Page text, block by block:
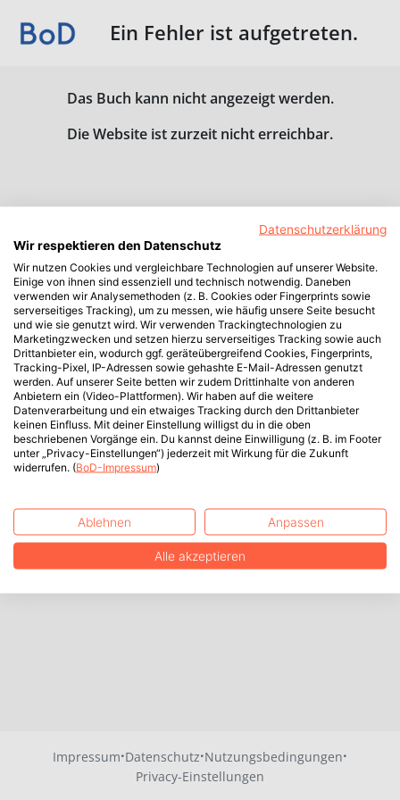
Ein Fehler ist aufgetreten.
Das Buch kann nicht angezeigt werden.
Die Website ist zurzeit nicht erreichbar.
Impressum·Datenschutz·Nutzungsbedingungen·
Privacy-Einstellungen
Datenschutzerklärung
Wir respektieren den Datenschutz
Wir nutzen Cookies und vergleichbare Technologien auf unserer Website.
Einige von ihnen sind essenziell und technisch notwendig. Daneben
verwenden wir Analysemethoden (z. B. Cookies oder Fingerprints sowie
serverseitiges Tracking), um zu messen, wie häufig unsere Seite besucht
und wie sie genutzt wird. Wir verwenden Trackingtechnologien zu
Marketingzwecken und setzen hierzu serverseitiges Tracking sowie auch
Drittanbieter ein, wodurch ggf. geräteübergreifend Cookies, Fingerprints,
Tracking-Pixel, IP-Adressen sowie gehashte E-Mail-Adressen genutzt
werden. Auf unserer Seite betten wir zudem Drittinhalte von anderen
Anbietern ein (Video-Plattformen). Wir haben auf die weitere
Datenverarbeitung und ein etwaiges Tracking durch den Drittanbieter
keinen Einfluss. Mit deiner Einstellung willigst du in die oben
beschriebenen Vorgänge ein. Du kannst deine Einwilligung (z. B. im Footer
unter „Privacy-Einstellungen“) jederzeit mit Wirkung für die Zukunft
widerrufen. (BoD-Impressum)
Ablehnen Anpassen
Alle akzeptieren